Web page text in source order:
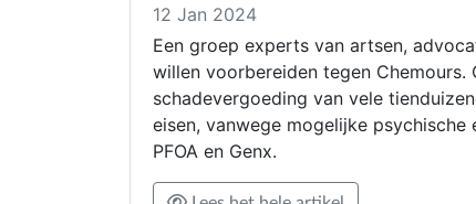
12 Jan 2024
Een groep experts van artsen,
willen voorbereiden tegen
schadevergoeding van vele
eisen, vanwege mogelijke
PFOA en Genx.